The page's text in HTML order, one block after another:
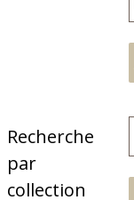
Recherche
par
collection